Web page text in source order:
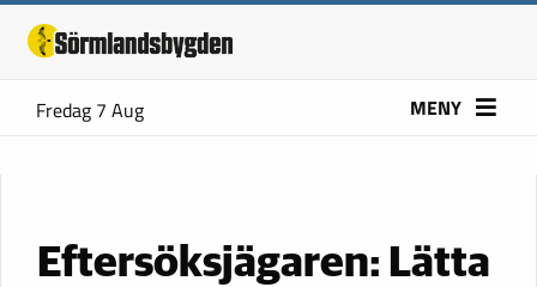
Fredag 7 Aug MENY
Eftersöksjägaren: Lätta